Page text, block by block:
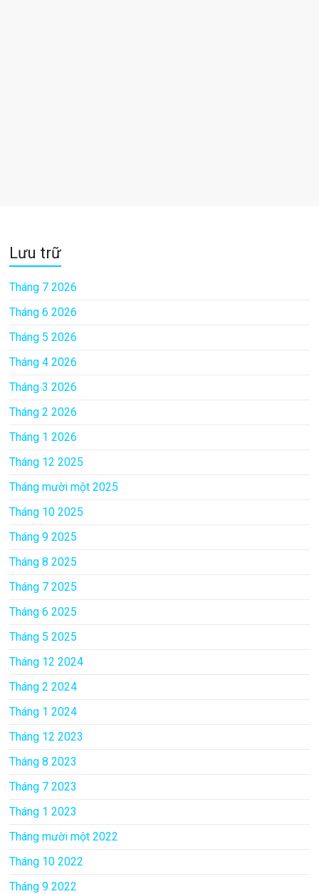
Lưu trữ
Tháng 7 2026
Tháng 6 2026
Tháng 5 2026
Tháng 4 2026
Tháng 3 2026
Tháng 2 2026
Tháng 1 2026
Tháng 12 2025
Tháng mười một 2025
Tháng 10 2025
Tháng 9 2025
Tháng 8 2025
Tháng 7 2025
Tháng 6 2025
Tháng 5 2025
Tháng 12 2024
Tháng 2 2024
Tháng 1 2024
Tháng 12 2023
Tháng 8 2023
Tháng 7 2023
Tháng 1 2023
Tháng mười một 2022
Tháng 10 2022
Tháng 9 2022